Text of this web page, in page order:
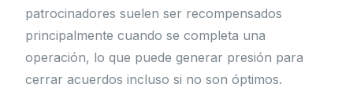
patrocinadores suelen ser recompensados
principalmente cuando se completa una
operación, lo que puede generar presión para
cerrar acuerdos incluso si no son óptimos.